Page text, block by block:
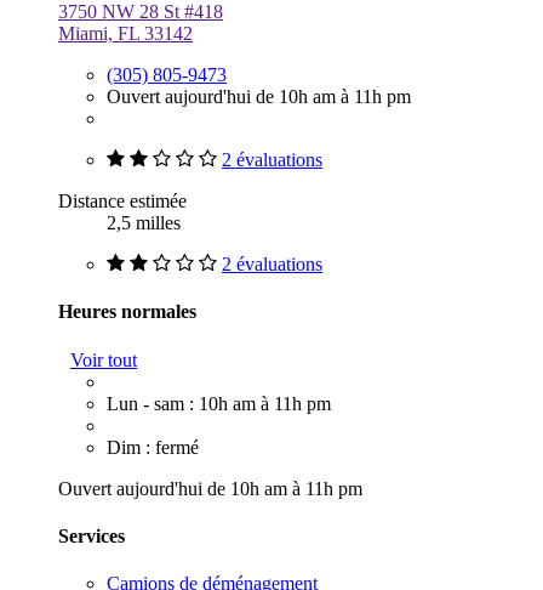
3750 NW 28 St #418
Miami, FL 33142
(305) 805-9473
Ouvert aujourd'hui de 10h am à 11h pm
2 évaluations
Distance estimée
2,5 milles
2 évaluations
Heures normales
Voir tout
Lun - sam : 10h am à 11h pm
Dim : fermé
Ouvert aujourd'hui de 10h am à 11h pm
Services
Camions de déménagement